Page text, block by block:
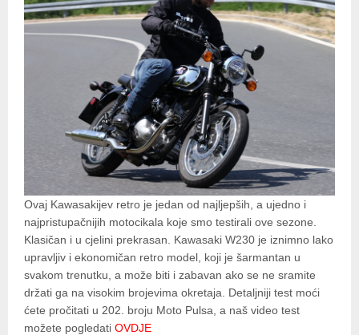
Ovaj Kawasakijev retro je jedan od najljepših, a ujedno i
najpristupačnijih motocikala koje smo testirali ove sezone.
Klasičan i u cjelini prekrasan. Kawasaki W230 je iznimno lako
upravljiv i ekonomičan retro model, koji je šarmantan u
svakom trenutku, a može biti i zabavan ako se ne sramite
držati ga na visokim brojevima okretaja. Detaljniji test moći
ćete pročitati u 202. broju Moto Pulsa, a naš video test
možete pogledati OVDJE